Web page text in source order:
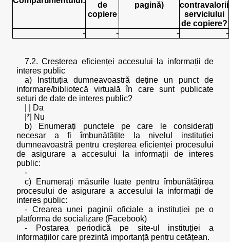
de
copiere
pagină)
contravalorii
serviciului
de copiere?
-
- - -
7.2. Creșterea eficienței accesului la informații de
interes public
a) Instituția dumneavoastră deține un punct de
informare/bibliotecă virtuală în care sunt publicate
seturi de date de interes public?
| | Da
|*| Nu
b) Enumerați punctele pe care le considerați
necesar a fi îmbunătățite la nivelul instituției
dumneavoastră pentru creșterea eficienței procesului
de asigurare a accesului la informații de interes
public:
-
c) Enumerați măsurile luate pentru îmbunătățirea
procesului de asigurare a accesului la informații de
interes public:
- Crearea unei paginii oficiale a instituției pe o
platforma de socializare (Facebook)
- Postarea periodică pe site-ul instituției a
informațiilor care prezintă importanță pentru cetățean.